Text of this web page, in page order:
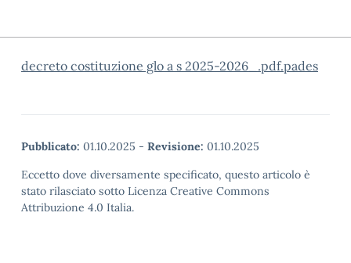
decreto costituzione glo a s 2025-2026_.pdf.pades
Pubblicato: 01.10.2025 - Revisione: 01.10.2025
Eccetto dove diversamente specificato, questo articolo è
stato rilasciato sotto Licenza Creative Commons
Attribuzione 4.0 Italia.